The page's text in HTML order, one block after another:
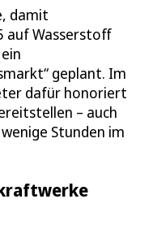
damit
auf Wasserstoff
geplant. Im
dafür honoriert
– auch
Stunden im